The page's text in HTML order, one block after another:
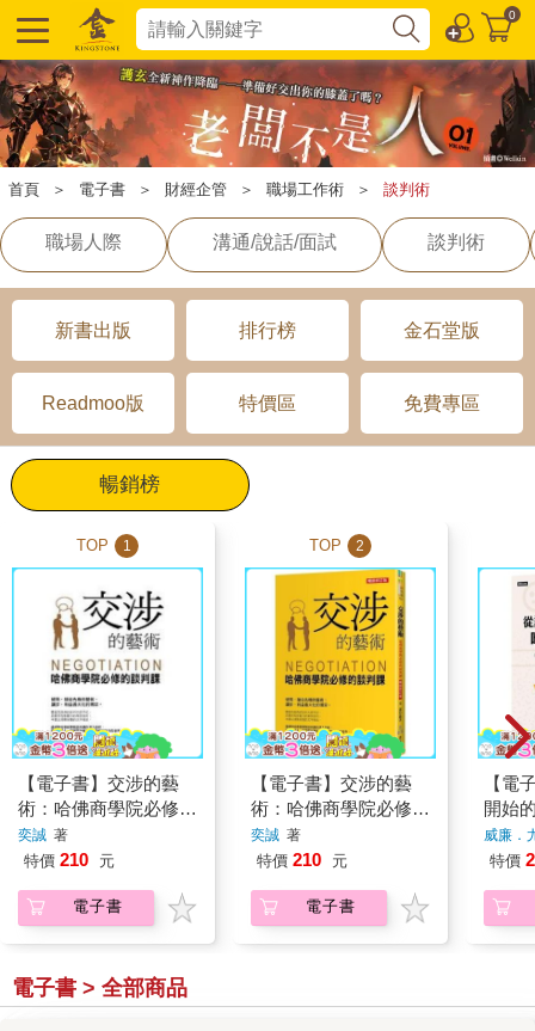
0
首頁 ＞ 電子書 ＞ 財經企管 ＞ 職場工作術 ＞ 談判術
職場人際 溝通/說話/面試 談判術
新書出版 排行榜 金石堂版
Readmoo版 特價區 免費專區
暢銷榜
TOP 1
【電子書】交涉的藝
術：哈佛商學院必修的
談判課
奕誠 著
特價 210 元
電子書
TOP 2
【電子書】交涉的藝
術：哈佛商學院必修的
談判課（暢銷修訂版）
奕誠 著
特價 210 元
電子書
【電
開始
判經
威廉．
特價
電子書 > 全部商品